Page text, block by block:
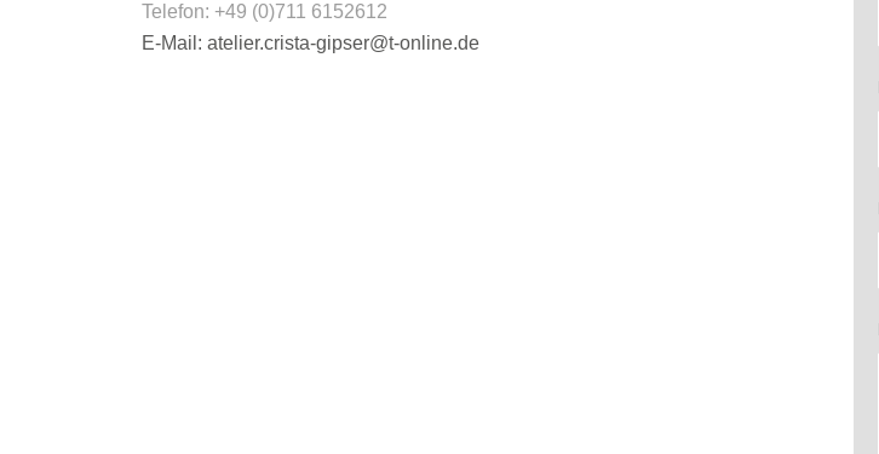
Telefon: +49 (0)711 6152612
E-Mail: atelier.crista-gipser@t-online.de